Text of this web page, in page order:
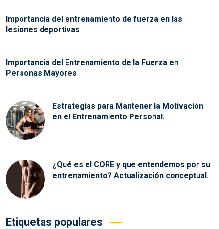
Importancia del entrenamiento de fuerza en las
lesiones deportivas
Importancia del Entrenamiento de la Fuerza en
Personas Mayores
Estrategias para Mantener la Motivación
en el Entrenamiento Personal.
¿Qué es el CORE y que entendemos por su
entrenamiento? Actualización conceptual.
Etiquetas populares